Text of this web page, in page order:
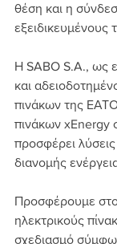
θέση και η
εξειδικευμένους
Η SABO S.A., ως
και
πινάκων της
πινάκων xEnergy
προσφέρει
διανομής
Προσφέρουμε
ηλεκτρικούς
σχεδιασμό